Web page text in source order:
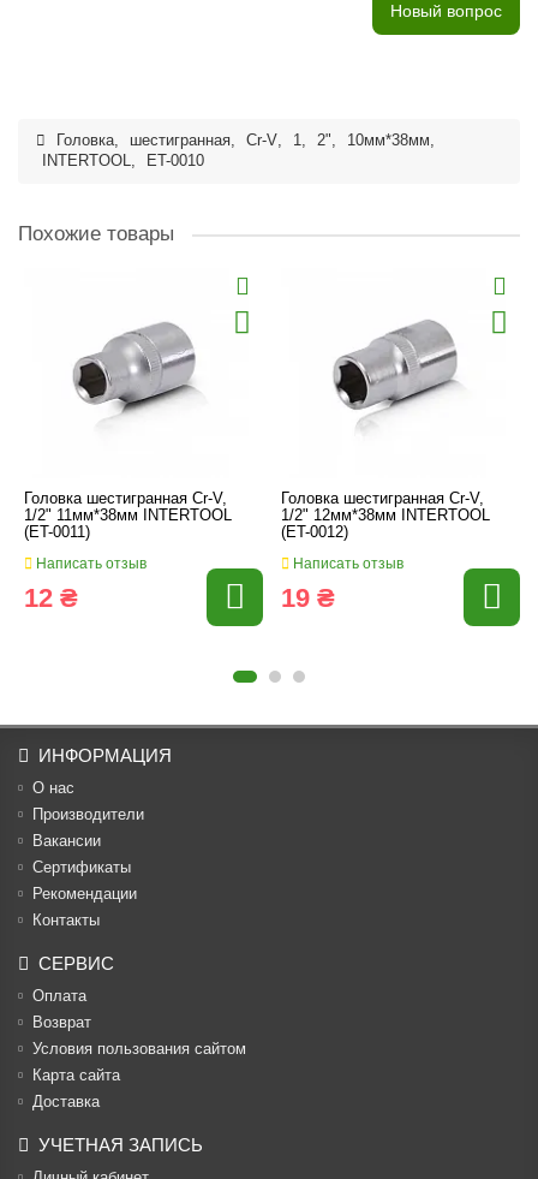
Новый вопрос
Головка, шестигранная, Cr-V, 1, 2", 10мм*38мм,
INTERTOOL, ET-0010
Похожие товары
Головка шестигранная Cr-V,
1/2" 11мм*38мм INTERTOOL
(ET-0011)
Написать отзыв
12 ₴
Головка шестигранная Cr-V,
1/2" 12мм*38мм INTERTOOL
(ET-0012)
Написать отзыв
19 ₴
ИНФОРМАЦИЯ
О нас
Производители
Вакансии
Cертификаты
Рекомендации
Контакты
СЕРВИС
Оплата
Возврат
Условия пользования сайтом
Карта сайта
Доставка
УЧЕТНАЯ ЗАПИСЬ